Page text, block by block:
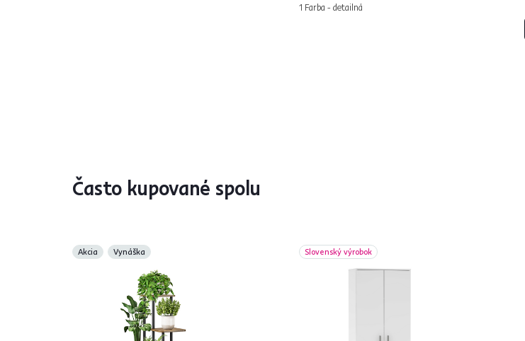
1 Farba - detailná
Často kupované spolu
Akcia Vynáška Slovenský výrobok